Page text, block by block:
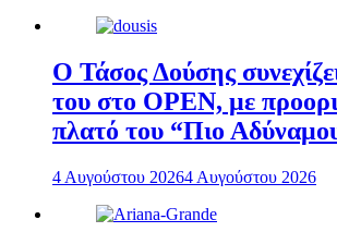
Ο Τάσος Δούσης
του στο OPEN, με
πλατό του “Πιο
4 Αυγούστου 20264 Αυγούστου 2026